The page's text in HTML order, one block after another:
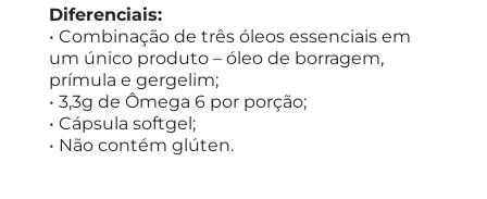
Diferenciais:
• Combinação de três óleos essenciais em
um único produto – óleo de borragem,
prímula e gergelim;
• 3,3g de Ômega 6 por porção;
• Cápsula softgel;
• Não contém glúten.